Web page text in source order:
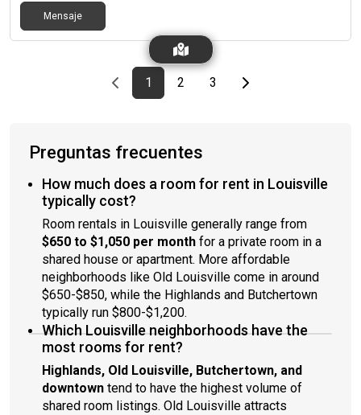
Mensaje
Previous page
page
1First page
page
2 page
3Last pageNext page
Preguntas frecuentes
How much does a room for rent in Louisville
typically cost?
Room rentals in Louisville generally range from
$650 to $1,050 per month for a private room in a
shared house or apartment. More affordable
neighborhoods like Old Louisville come in around
$650-$850, while the Highlands and Butchertown
typically run $800-$1,200.
Which Louisville neighborhoods have the
most rooms for rent?
Highlands, Old Louisville, Butchertown, and
downtown tend to have the highest volume of
shared room listings. Old Louisville attracts